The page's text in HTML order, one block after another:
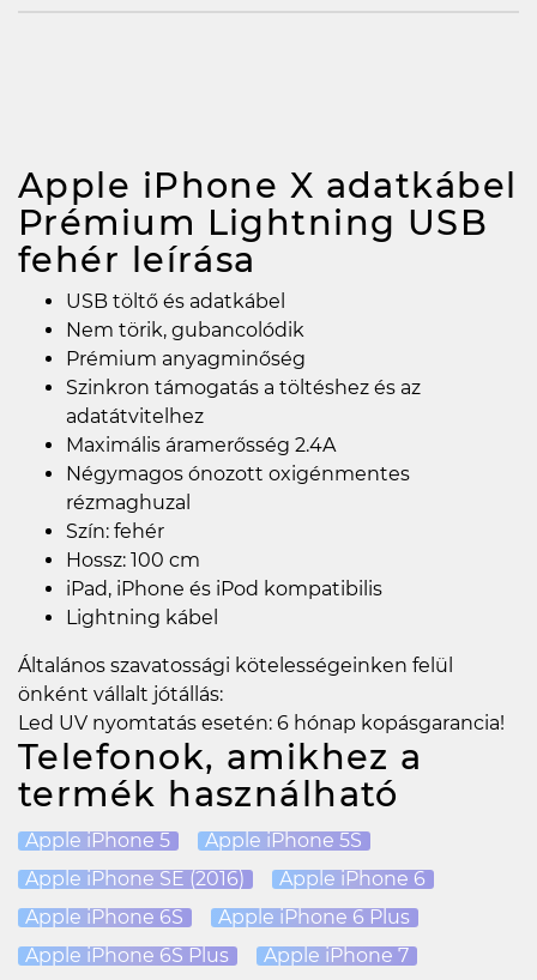
Apple iPhone X adatkábel
Prémium Lightning USB
fehér leírása
USB töltő és adatkábel
Nem törik, gubancolódik
Prémium anyagminőség
Szinkron támogatás a töltéshez és az
adatátvitelhez
Maximális áramerősség 2.4A
Négymagos ónozott oxigénmentes
rézmaghuzal
Szín: fehér
Hossz: 100 cm
iPad, iPhone és iPod kompatibilis
Lightning kábel
Általános szavatossági kötelességeinken felül
önként vállalt jótállás:
Led UV nyomtatás esetén: 6 hónap kopásgarancia!
Telefonok, amikhez a
termék használható
Apple iPhone 5
Apple iPhone 5S
Apple iPhone SE (2016)
Apple iPhone 6
Apple iPhone 6S
Apple iPhone 6 Plus
Apple iPhone 6S Plus
Apple iPhone 7